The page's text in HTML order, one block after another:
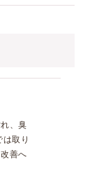
、臭
取り
善へ